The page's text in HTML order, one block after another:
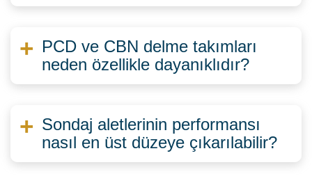
PCD ve CBN delme takımları
neden özellikle dayanıklıdır?
Sondaj aletlerinin performansı
nasıl en üst düzeye çıkarılabilir?